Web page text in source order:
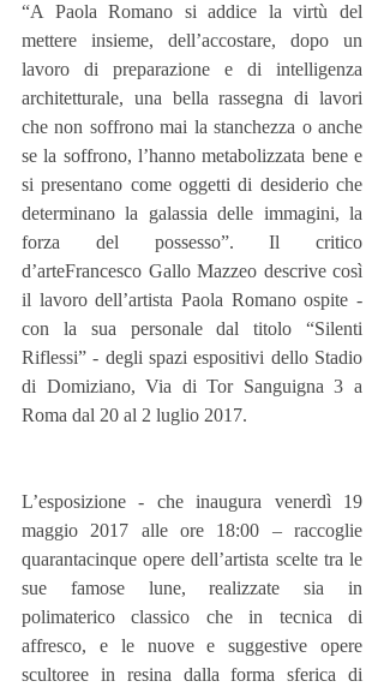
“A Paola Romano si addice la virtù del
mettere insieme, dell’accostare, dopo un
lavoro di preparazione e di intelligenza
architetturale, una bella rassegna di lavori
che non soffrono mai la stanchezza o anche
se la soffrono, l’hanno metabolizzata bene e
si presentano come oggetti di desiderio che
determinano la galassia delle immagini, la
forza del possesso”. Il critico
d’arteFrancesco Gallo Mazzeo descrive così
il lavoro dell’artista Paola Romano ospite -
con la sua personale dal titolo “Silenti
Riflessi” - degli spazi espositivi dello Stadio
di Domiziano, Via di Tor Sanguigna 3 a
Roma dal 20 al 2 luglio 2017.
L’esposizione - che inaugura venerdì 19
maggio 2017 alle ore 18:00 – raccoglie
quarantacinque opere dell’artista scelte tra le
sue famose lune, realizzate sia in
polimaterico classico che in tecnica di
affresco, e le nuove e suggestive opere
scultoree in resina dalla forma sferica di